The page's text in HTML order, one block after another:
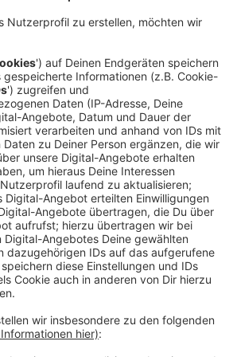
über vier Millionen
vermietet, damit gehört
zu den zehn größten
Laut Stadtbaurat Wiesner
dass Bonn ein attraktiver
seien freie Büroflächen
Bei Neubauten müsse die
genauer planen, denn auch
knapp.CM